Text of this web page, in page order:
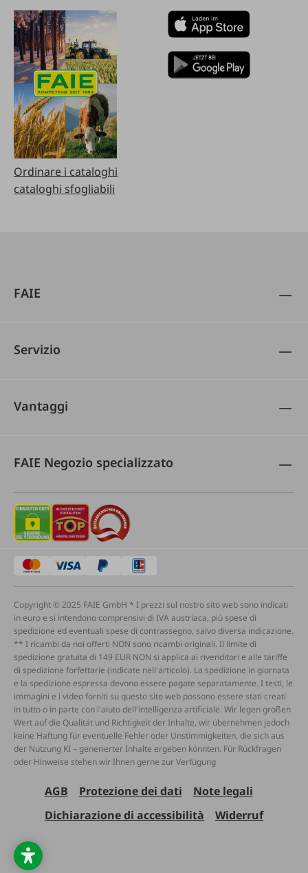
Ordinare i cataloghi
cataloghi sfogliabili
FAIE
Servizio
Vantaggi
FAIE Negozio specializzato
Copyright © 2025 FAIE GmbH * I prezzi sul nostro sito web sono indicati
in euro e si intendono comprensivi di IVA austriaca, più spese di
spedizione ed eventuali spese di contrassegno, salvo diversa indicazione.
** I ricambi da noi offerti NON sono ricambi originali. Il limite di
spedizione gratuita di 149 EUR NON si applica ai rivenditori e alle tariffe
di spedizione forfettarie (indicate nell'articolo). La spedizione in giornata
e la spedizione espressa devono essere pagate separatamente. I testi, le
immagini e i video forniti su questo sito web possono essere stati creati
in tutto o in parte con l'aiuto dell'intelligenza artificiale. Wir legen großen
Wert auf die Qualität und Richtigkeit der Inhalte, wir übernehmen jedoch
keine Haftung für eventuelle Fehler oder Unstimmigkeiten, die sich aus
der Nutzung KI – generierter Inhalte ergeben könnten. Für Rückfragen
oder Hinweise stehen wir Ihnen gerne zur Verfügung
AGB Protezione dei dati
Note legali
Dichiarazione di accessibilità
Widerruf